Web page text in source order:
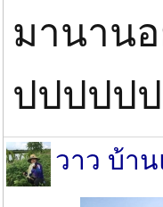
มานาน
ปปปปป
วาว บ้าน